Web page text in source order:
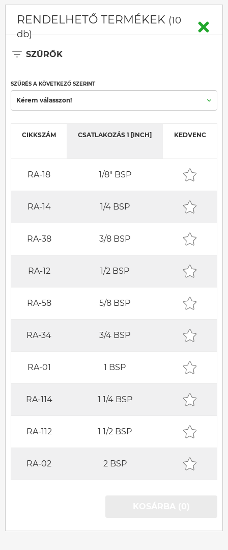
RENDELHETŐ TERMÉKEK (10
db)
SZŰRŐK
SZŰRÉS A KÖVETKEZŐ SZERINT
Kérem válasszon!
CIKKSZÁM CSATLAKOZÁS 1 [INCH] KEDVENC
RA-18 1/8" BSP
RA-14 1/4 BSP
RA-38 3/8 BSP
RA-12 1/2 BSP
RA-58 5/8 BSP
RA-34 3/4 BSP
RA-01 1 BSP
RA-114 1 1/4 BSP
RA-112 1 1/2 BSP
RA-02 2 BSP